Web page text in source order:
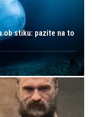
ob stiku: pazite na to